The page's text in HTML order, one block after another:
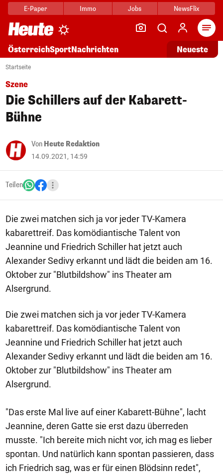
E-Paper Immo Jobs NewsFlix
ÖsterreichSportNachrichten Neueste
Startseite
Szene
Die Schillers auf der Kabarett-
Bühne
Von Heute Redaktion
14.09.2021, 14:59
Teilen
Die zwei matchen sich ja vor jeder TV-Kamera
kabarettreif. Das komödiantische Talent von
Jeannine und Friedrich Schiller hat jetzt auch
Alexander Sedivy erkannt und lädt die beiden am 16.
Oktober zur "Blutbildshow" ins Theater am
Alsergrund.
Die zwei matchen sich ja vor jeder TV-Kamera
kabarettreif. Das komödiantische Talent von
Jeannine und Friedrich Schiller hat jetzt auch
Alexander Sedivy erkannt und lädt die beiden am 16.
Oktober zur "Blutbildshow" ins Theater am
Alsergrund.
"Das erste Mal live auf einer Kabarett-Bühne", lacht
Jeannine, deren Gatte sie erst dazu überreden
musste. "Ich bereite mich nicht vor, ich mag es lieber
spontan. Und natürlich kann spontan passieren, dass
ich Friedrich sag, was er für einen Blödsinn redet",